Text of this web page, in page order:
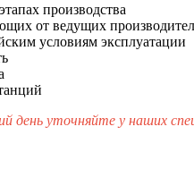
производства
от ведущих
условиям эксплуатации
день уточняйте у наших